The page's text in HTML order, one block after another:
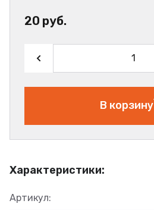
Характеристики:
Артикул:
20 руб.
В корзину